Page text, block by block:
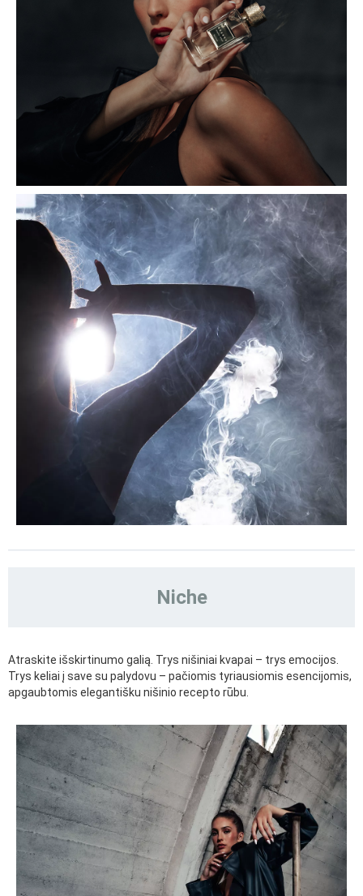
Niche
Atraskite išskirtinumo galią. Trys nišiniai kvapai – trys emocijos.
Trys keliai į save su palydovu – pačiomis tyriausiomis esencijomis,
apgaubtomis elegantišku nišinio recepto rūbu.